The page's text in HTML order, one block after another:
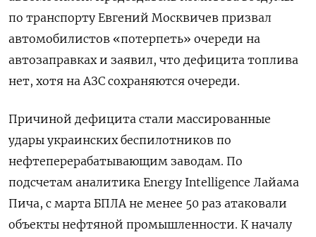
по транспорту Евгений Москвичев призвал
автомобилистов «потерпеть» очереди на
автозаправках и заявил, что дефицита топлива
нет, хотя на АЗС сохраняются очереди.
Причиной дефицита стали массированные
удары украинских беспилотников по
нефтеперерабатывающим заводам. По
подсчетам аналитика Energy Intelligence Лайама
Пича, с марта БПЛА не менее 50 раз атаковали
объекты нефтяной промышленности. К началу